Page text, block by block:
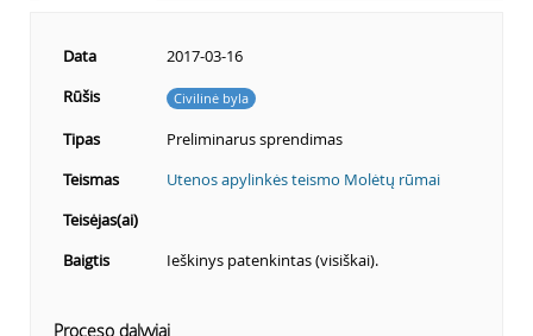
Data
2017-03-16
Rūšis
Civilinė byla
Tipas
Preliminarus sprendimas
Teismas
Utenos apylinkės teismo Molėtų rūmai
Teisėjas(ai)
Baigtis
Ieškinys patenkintas (visiškai).
Proceso dalyviai